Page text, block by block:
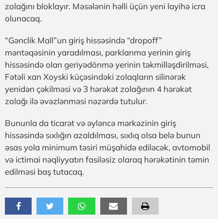
zolağını bloklayır. Məsələnin həlli üçün yeni layihə icra
olunacaq.
“Gənclik Mall”un giriş hissəsində “dropoff”
məntəqəsinin yaradılması, parklanma yerinin giriş
hissəsində olan geriyədönmə yerinin təkmilləşdirilməsi,
Fətəli xan Xoyski küçəsindəki zolaqların silinərək
yenidən çəkilməsi və 3 hərəkət zolağının 4 hərəkət
zolağı ilə əvəzlənməsi nəzərdə tutuluг.
Bununla da ticarət və əyləncə mərkəzinin giriş
hissəsində sıxlığın azaldılması, sıxlıq olsa belə bunun
əsas yola minimum təsiri müşahidə ediləcək, avtomobil
və ictimai nəqliyyatın fasiləsiz olaraq hərəkətinin təmin
edilməsi baş tutacaq.